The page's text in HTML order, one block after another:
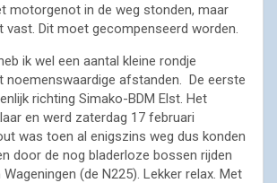
motorgenot in de weg stonden, maar
vast. Dit moet gecompenseerd worden.
ik wel een aantal kleine rondje
noemenswaardige afstanden. De eerste
richting Simako-BDM Elst. Het
en werd zaterdag 17 februari
was toen al enigszins weg dus konden
door de nog bladerloze bossen rijden
(de N225). Lekker relax. Met